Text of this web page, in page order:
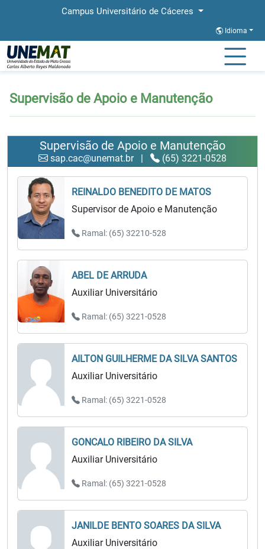
Campus Universitário de Cáceres
Idioma
Página Inicial
Supervisão de Apoio e Manutenção
Supervisão de Apoio e Manutenção
sap.cac@unemat.br | (65) 3221-0528
REINALDO BENEDITO DE MATOS
Supervisor de Apoio e Manutenção
Ramal: (65) 32210-528
ABEL DE ARRUDA
Auxiliar Universitário
Ramal: (65) 3221-0528
AILTON GUILHERME DA SILVA SANTOS
Auxiliar Universitário
Ramal: (65) 3221-0528
GONCALO RIBEIRO DA SILVA
Auxiliar Universitário
Ramal: (65) 3221-0528
JANILDE BENTO SOARES DA SILVA
Auxiliar Universitário